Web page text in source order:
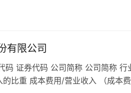
有限公司
码 证券代码 公司简称 公司简称
的比重 成本费用/营业收入 （成本